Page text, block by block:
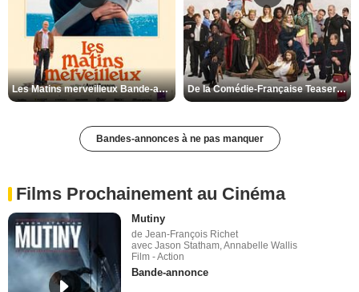
Les Matins merveilleux Bande-annonce VF De la Comédie-Française Teaser VF
Bandes-annonces à ne pas manquer
Films Prochainement au Cinéma
Mutiny
de Jean-François Richet
avec Jason Statham, Annabelle Wallis
Film - Action
Bande-annonce